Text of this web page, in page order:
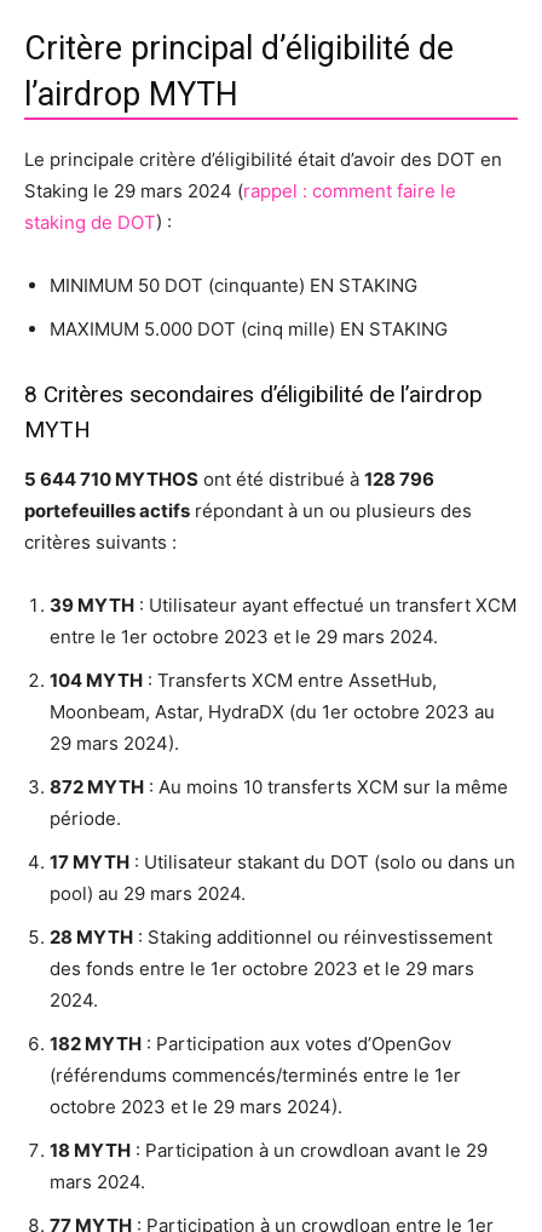
Critère principal d’éligibilité de
l’airdrop MYTH
Le principale critère d’éligibilité était d’avoir des DOT en
Staking le 29 mars 2024 (rappel : comment faire le
staking de DOT) :
MINIMUM 50 DOT (cinquante) EN STAKING
MAXIMUM 5.000 DOT (cinq mille) EN STAKING
8 Critères secondaires d’éligibilité de l’airdrop
MYTH
5 644 710 MYTHOS ont été distribué à 128 796
portefeuilles actifs répondant à un ou plusieurs des
critères suivants :
39 MYTH : Utilisateur ayant effectué un transfert XCM
entre le 1er octobre 2023 et le 29 mars 2024.
104 MYTH : Transferts XCM entre AssetHub,
Moonbeam, Astar, HydraDX (du 1er octobre 2023 au
29 mars 2024).
872 MYTH : Au moins 10 transferts XCM sur la même
période.
17 MYTH : Utilisateur stakant du DOT (solo ou dans un
pool) au 29 mars 2024.
28 MYTH : Staking additionnel ou réinvestissement
des fonds entre le 1er octobre 2023 et le 29 mars
2024.
182 MYTH : Participation aux votes d’OpenGov
(référendums commencés/terminés entre le 1er
octobre 2023 et le 29 mars 2024).
18 MYTH : Participation à un crowdloan avant le 29
mars 2024.
77 MYTH : Participation à un crowdloan entre le 1er